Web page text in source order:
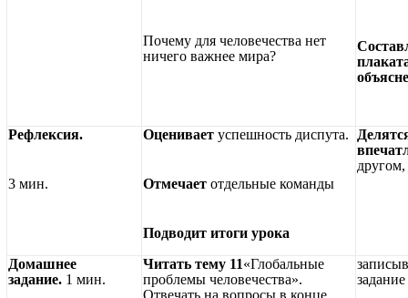
Почему для человечества нет
ничего важнее мира?
Рефлексия.
3 мин.
Оценивает успешность диспута.
Отмечает отдельные команды
Подводит итоги урока
Домашнее
задание. 1 мин.
Читать тему 11«Глобальные
проблемы человечества».
Отвечать на вопросы в конце
задание